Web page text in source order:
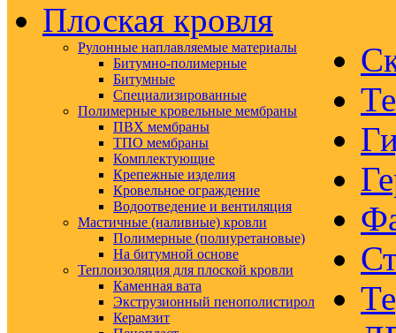
Плоская кровля
Рулонные наплавляемые материалы
Битумно-полимерные
Битумные
Специализированные
Полимерные кровельные мембраны
ПВХ мембраны
ТПО мембраны
Комплектующие
Крепежные изделия
Кровельное ограждение
Водоотведение и вентиляция
Мастичные (наливные) кровли
Полимерные (полиуретановые)
На битумной основе
Теплоизоляция для плоской кровли
Каменная вата
Экструзионный пенополистирол
Керамзит